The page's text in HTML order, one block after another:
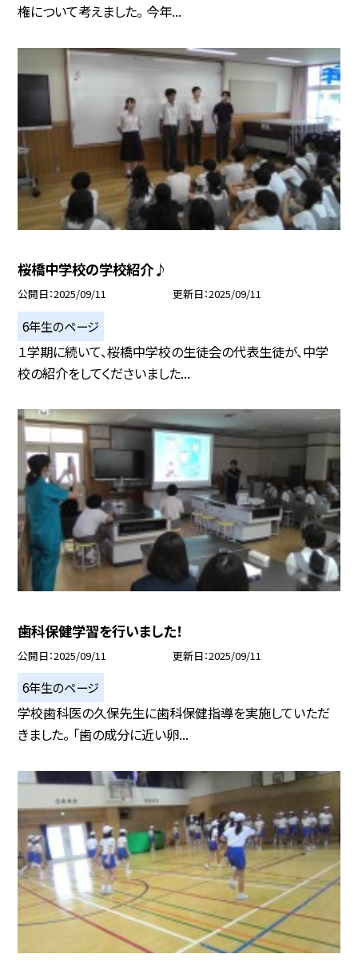
権について考えました。 今年...
桜橋中学校の学校紹介♪
公開日 2025/09/11 更新日 2025/09/11
6年生のページ
１学期に続いて、桜橋中学校の生徒会の代表生徒が、中学
校の紹介をしてくださいました...
歯科保健学習を行いました！
公開日 2025/09/11 更新日 2025/09/11
6年生のページ
学校歯科医の久保先生に歯科保健指導を実施していただ
きました。 「歯の成分に近い卵...